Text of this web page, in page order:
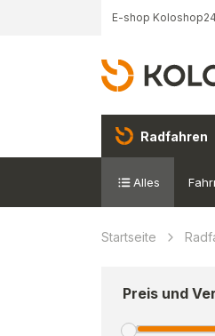
E-shop Koloshop24
Radfahren
Alles
Startseite
Preis und